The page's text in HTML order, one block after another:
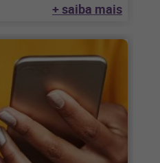
+ saiba mais